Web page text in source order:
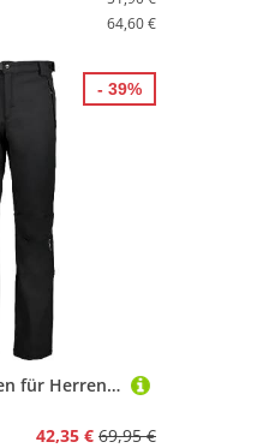
64,60 €
CMP - Lange Hosen für Herren, Schwarz, 48
42,35 € 69,95 €
- 39%